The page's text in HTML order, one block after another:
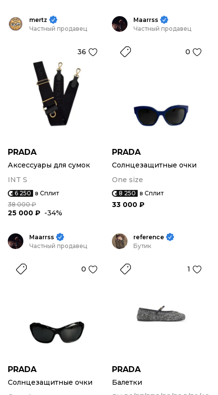
mertz
Частный продавец
36
PRADA
Аксессуары для сумок
INT S
6 250 в Сплит
38 000 ₽
25 000 ₽ -34%
Maarrss
Частный продавец
0
PRADA
Солнцезащитные очки
One size
8 250 в Сплит
33 000 ₽
Maarrss
Частный продавец
0
PRADA
Солнцезащитные очки
reference
Бутик
1
PRADA
Балетки